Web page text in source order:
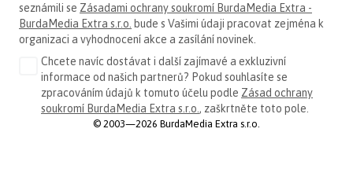
seznámili se Zásadami ochrany soukromí BurdaMedia Extra -
BurdaMedia Extra s.r.o. bude s Vašimi údaji pracovat zejména k
organizaci a vyhodnocení akce a zasílání novinek.
Chcete navíc dostávat i další zajímavé a exkluzivní
informace od našich partnerů? Pokud souhlasíte se
zpracováním údajů k tomuto účelu podle Zásad ochrany
soukromí BurdaMedia Extra s.r.o., zaškrtněte toto pole.
© 2003—2026 BurdaMedia Extra s.r.o.